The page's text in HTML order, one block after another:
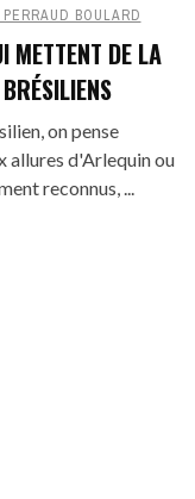
BOULARD
METTENT DE LA
on pense
allures d'Arlequin ou
reconnus, ...